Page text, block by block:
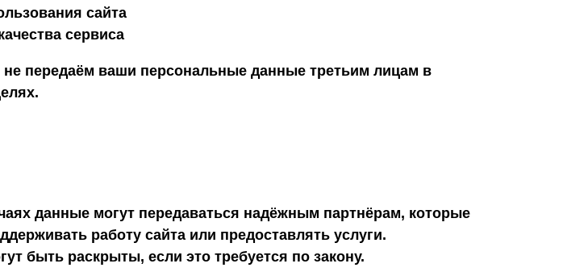
сайта
сервиса
передаём ваши персональные данные третьим лицам в
данные могут передаваться надёжным партнёрам, которые
работу сайта или предоставлять услуги.
быть раскрыты, если это требуется по закону.